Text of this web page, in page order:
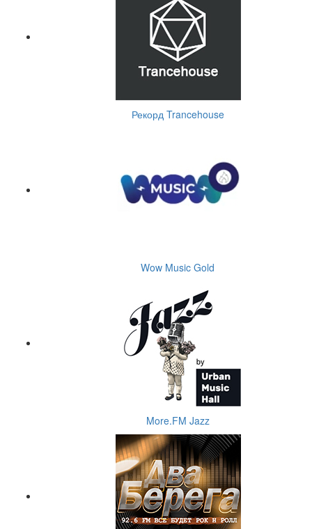
Рекорд Trancehouse
Wow Music Gold
More.FM Jazz